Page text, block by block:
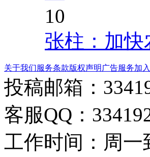
10
张柱：加
关于我们服务条款版权声明 广告服务加
投稿邮箱：
客服QQ：
工作时间：周一